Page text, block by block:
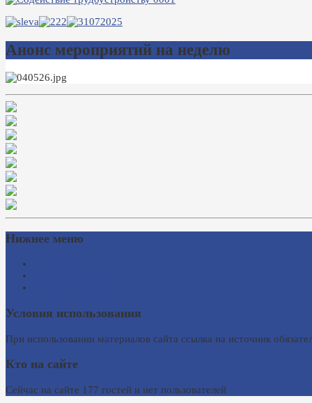
Анонс мероприятий на неделю
Нижнее меню
Условия использования
При использовании материалов сайта ссылка на источник
Кто на сайте
Сейчас на сайте 177 гостей и нет пользователей